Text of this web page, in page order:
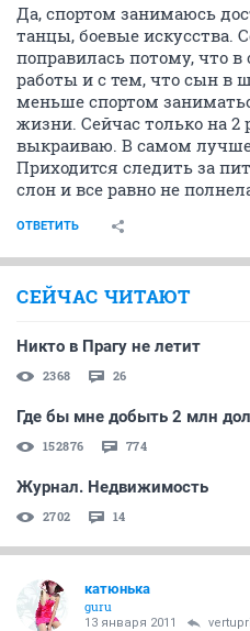
Да, спортом занимаюсь
танцы, боевые искусства.
поправилась потому, что
работы и с тем, что сын в
меньше спортом
жизни. Сейчас только на 2
выкраиваю. В самом
Приходится следить за
слон и все равно не
ОТВЕТИТЬ
СЕЙЧАС ЧИТАЮТ
Никто в Прагу не летит
2368 26
Где бы мне добыть 2 млн
152876 774
Журнал. Недвижимость
2702 14
катюнька
guru
13 января 2011